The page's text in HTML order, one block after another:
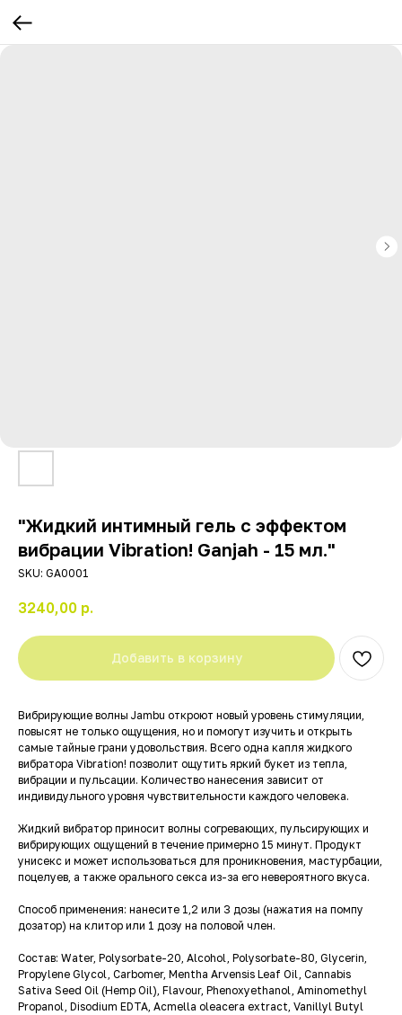
"Жидкий интимный гель с эффектом
вибрации Vibration! Ganjah - 15 мл."
SKU: GA0001
3240,00 р.
Добавить в корзину
Вибрирующие волны Jambu откроют новый уровень стимуляции,
повысят не только ощущения, но и помогут изучить и открыть
самые тайные грани удовольствия. Всего одна капля жидкого
вибратора Vibration! позволит ощутить яркий букет из тепла,
вибрации и пульсации. Количество нанесения зависит от
индивидульного уровня чувствительности каждого человека.
Жидкий вибратор приносит волны согревающих, пульсирующих и
вибрирующих ощущений в течение примерно 15 минут. Продукт
унисекс и может использоваться для проникновения, мастурбации,
поцелуев, а также орального секса из-за его невероятного вкуса.
Способ применения: нанесите 1,2 или 3 дозы (нажатия на помпу
дозатор) на клитор или 1 дозу на половой член.
Состав: Water, Polysorbate-20, Alcohol, Polysorbate-80, Glycerin,
Propylene Glycol, Carbomer, Mentha Arvensis Leaf Oil, Cannabis
Sativa Seed Oil (Hemp Oil), Flavour, Phenoxyethanol, Aminomethyl
Propanol, Disodium EDTA, Acmella oleacera extract, Vanillyl Butyl